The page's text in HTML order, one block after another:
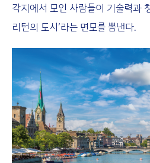
각지에서 모인 사람들이 기술력과
리턴의 도시’라는 면모를 뽐낸다.